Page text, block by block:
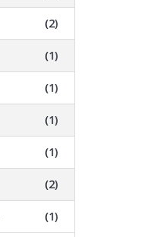
(2)
(1)
(1)
(1)
(1)
(2)
(1)